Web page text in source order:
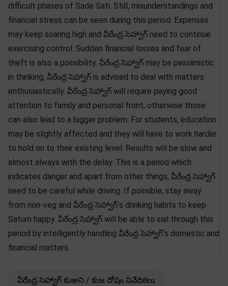
difficult phases of Sade Sati. Still, misunderstandings and
financial stress can be seen during this period. Expenses
may keep soaring high and వీరేంద్ర సెహ్వాగ్ need to continue
exercising control. Sudden financial losses and fear of
theft is also a possibility. వీరేంద్ర సెహ్వాగ్ may be pessimistic
in thinking, వీరేంద్ర సెహ్వాగ్ is advised to deal with matters
enthusiastically. వీరేంద్ర సెహ్వాగ్ will require paying good
attention to family and personal front, otherwise those
can also lead to a bigger problem. For students, education
may be slightly affected and they will have to work harder
to hold on to their existing level. Results will be slow and
almost always with the delay. This is a period which
indicates danger and apart from other things, వీరేంద్ర సెహ్వాగ్
need to be careful while driving. If possible, stay away
from non-veg and వీరేంద్ర సెహ్వాగ్'s drinking habits to keep
Saturn happy. వీరేంద్ర సెహ్వాగ్ will be able to sail through this
period by intelligently handling వీరేంద్ర సెహ్వాగ్'s domestic and
financial matters.
వీరేంద్ర సెహ్వాగ్ కుజుని / కుజ దోషం నివేదికలు